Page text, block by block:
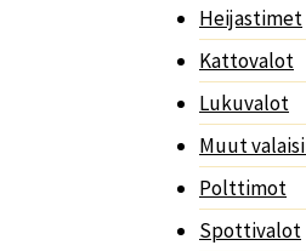
Heijastimet
Kattovalot
Lukuvalot
Muut
Polttimot
Spottivalot